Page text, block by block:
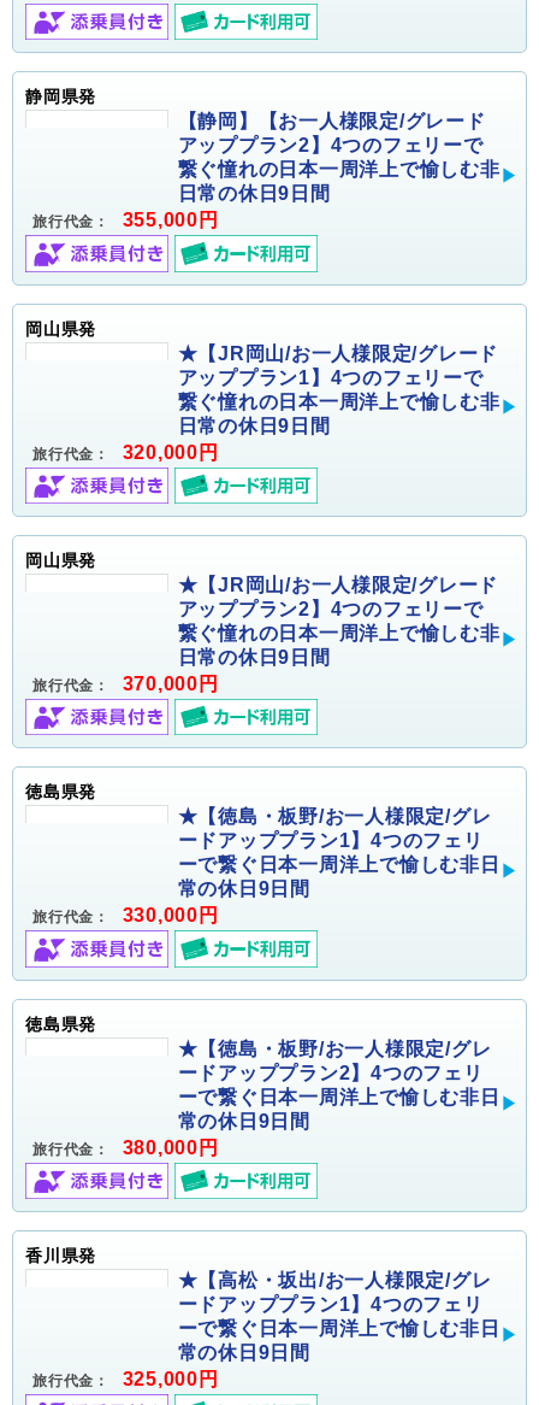
静岡県発
【静岡】【お一人様限定/グレード
アッププラン2】4つのフェリーで
繋ぐ憧れの日本一周洋上で愉しむ非
日常の休日9日間
旅行代金： 355,000円
岡山県発
★【JR岡山/お一人様限定/グレード
アッププラン1】4つのフェリーで
繋ぐ憧れの日本一周洋上で愉しむ非
日常の休日9日間
旅行代金： 320,000円
岡山県発
★【JR岡山/お一人様限定/グレード
アッププラン2】4つのフェリーで
繋ぐ憧れの日本一周洋上で愉しむ非
日常の休日9日間
旅行代金： 370,000円
徳島県発
★【徳島・板野/お一人様限定/グレ
ードアッププラン1】4つのフェリ
ーで繋ぐ日本一周洋上で愉しむ非日
常の休日9日間
旅行代金： 330,000円
徳島県発
★【徳島・板野/お一人様限定/グレ
ードアッププラン2】4つのフェリ
ーで繋ぐ日本一周洋上で愉しむ非日
常の休日9日間
旅行代金： 380,000円
香川県発
★【高松・坂出/お一人様限定/グレ
ードアッププラン1】4つのフェリ
ーで繋ぐ日本一周洋上で愉しむ非日
常の休日9日間
旅行代金： 325,000円